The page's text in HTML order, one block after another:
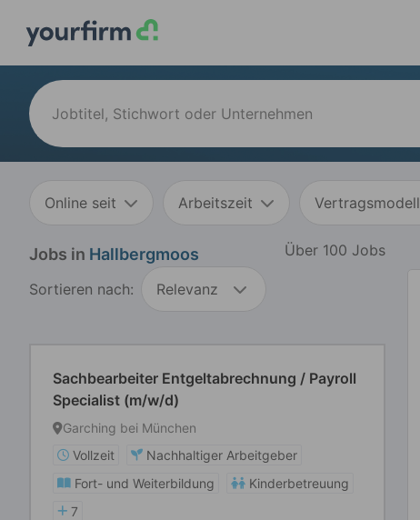
Online seit Arbeitszeit Vertragsmodell
Jobs in Hallbergmoos Über 100 Jobs
Sortieren nach: Relevanz
Sachbearbeiter Entgeltabrechnung / Payroll
Specialist (m/w/d)
Garching bei München
Vollzeit
Nachhaltiger Arbeitgeber
Fort- und Weiterbildung
Kinderbetreuung
7